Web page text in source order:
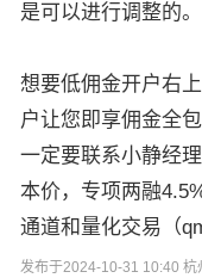
是可以进行调整的。
想要低佣金开户右
户让您即享佣金全
一定要联系小静经
本价，专项两融
通道和量化交易（
发布于2024-10-31 10:40 杭